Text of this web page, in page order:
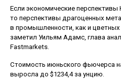
Если экономические
то перспективы драгоценных
в промышленности, как и
заметил Уильям Адамс, глава
Fastmarkets.
Стоимость июньского фьючерса
выросла до $1234,4 за унцию.